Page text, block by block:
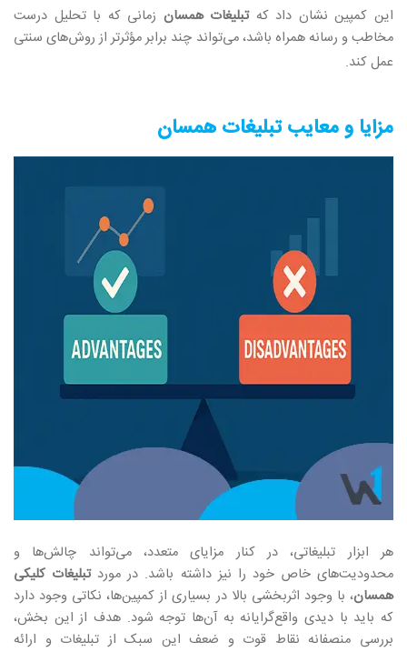
این کمپین نشان داد کهتبلیغات همسان زمانی که با تحلیل درست
مخاطب و رسانه همراه باشد، می‌تواند چند برابر مؤثرتر از روش‌های سنتی
عمل کند.
مزایا و معایب تبلیغات همسان
هر ابزار تبلیغاتی، در کنار مزایای متعدد، می‌تواند چالش‌ها و
محدودیت‌های خاص خود را نیز داشته باشد. در موردتبلیغات کلیکی
همسان، با وجود اثربخشی بالا در بسیاری از کمپین‌ها، نکاتی وجود دارد
که باید با دیدی واقع‌گرایانه به آن‌ها توجه شود. هدف از این بخش،
بررسی منصفانه نقاط قوت و ضعف این سبک از تبلیغات و ارائه